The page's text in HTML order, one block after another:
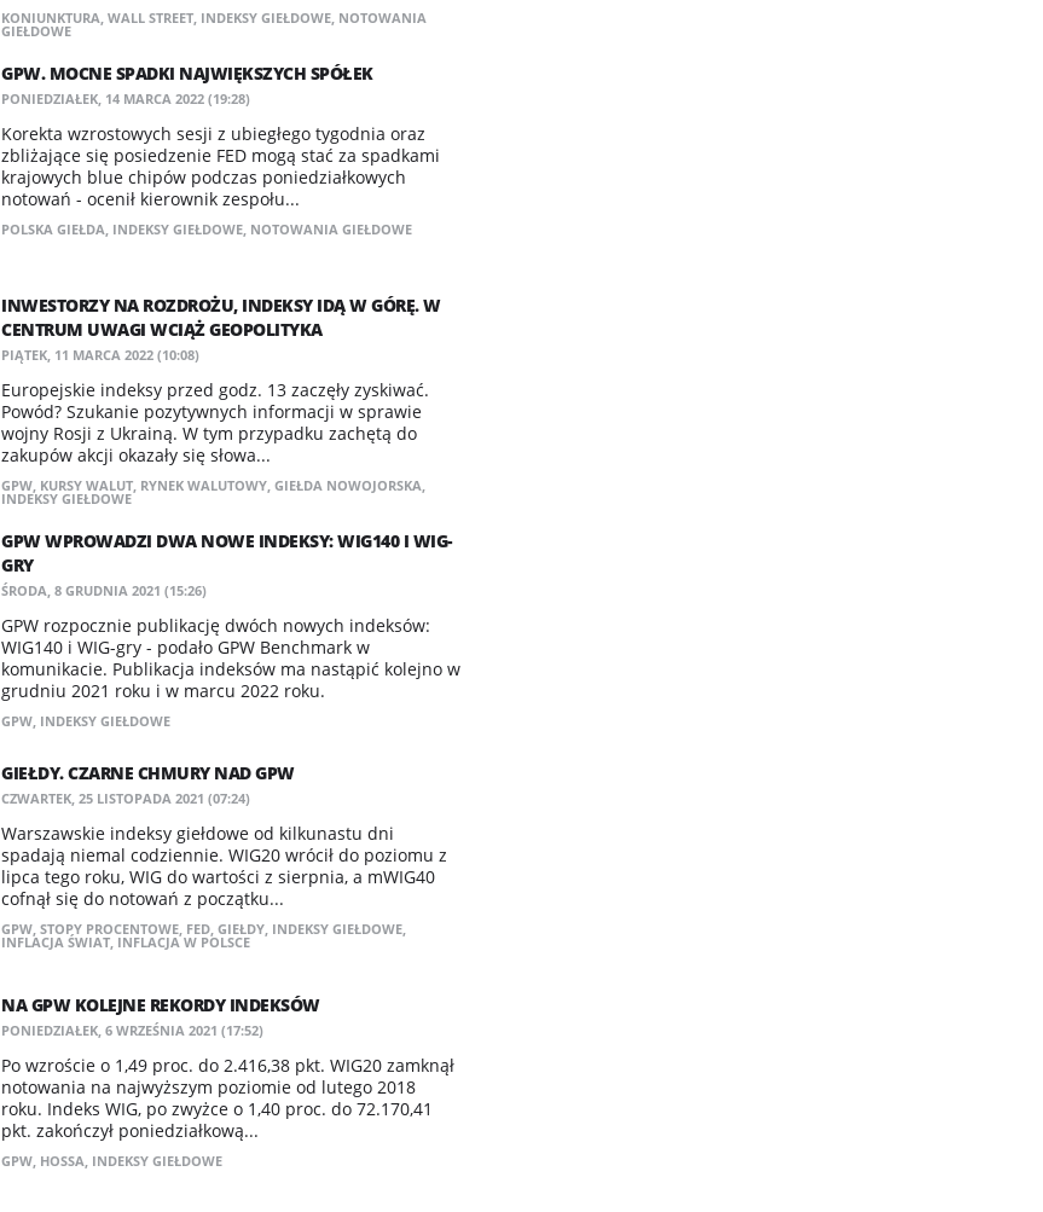
KONIUNKTURA, WALL STREET, INDEKSY GIEŁDOWE, NOTOWANIA
GIEŁDOWE
GPW. MOCNE SPADKI NAJWIĘKSZYCH SPÓŁEK
PONIEDZIAŁEK, 14 MARCA 2022 (19:28)
Korekta wzrostowych sesji z ubiegłego tygodnia oraz
zbliżające się posiedzenie FED mogą stać za spadkami
krajowych blue chipów podczas poniedziałkowych
notowań - ocenił kierownik zespołu...
POLSKA GIEŁDA, INDEKSY GIEŁDOWE, NOTOWANIA GIEŁDOWE
INWESTORZY NA ROZDROŻU, INDEKSY IDĄ W GÓRĘ. W
CENTRUM UWAGI WCIĄŻ GEOPOLITYKA
PIĄTEK, 11 MARCA 2022 (10:08)
Europejskie indeksy przed godz. 13 zaczęły zyskiwać.
Powód? Szukanie pozytywnych informacji w sprawie
wojny Rosji z Ukrainą. W tym przypadku zachętą do
zakupów akcji okazały się słowa...
GPW, KURSY WALUT, RYNEK WALUTOWY, GIEŁDA NOWOJORSKA,
INDEKSY GIEŁDOWE
GPW WPROWADZI DWA NOWE INDEKSY: WIG140 I WIG-
GRY
ŚRODA, 8 GRUDNIA 2021 (15:26)
GPW rozpocznie publikację dwóch nowych indeksów:
WIG140 i WIG-gry - podało GPW Benchmark w
komunikacie. Publikacja indeksów ma nastąpić kolejno w
grudniu 2021 roku i w marcu 2022 roku.
GPW, INDEKSY GIEŁDOWE
GIEŁDY. CZARNE CHMURY NAD GPW
CZWARTEK, 25 LISTOPADA 2021 (07:24)
Warszawskie indeksy giełdowe od kilkunastu dni
spadają niemal codziennie. WIG20 wrócił do poziomu z
lipca tego roku, WIG do wartości z sierpnia, a mWIG40
cofnął się do notowań z początku...
GPW, STOPY PROCENTOWE, FED, GIEŁDY, INDEKSY GIEŁDOWE,
INFLACJA ŚWIAT, INFLACJA W POLSCE
NA GPW KOLEJNE ​REKORDY INDEKSÓW
PONIEDZIAŁEK, 6 WRZEŚNIA 2021 (17:52)
Po wzroście o 1,49 proc. do 2.416,38 pkt. WIG20 zamknął
notowania na najwyższym poziomie od lutego 2018
roku. Indeks WIG, po zwyżce o 1,40 proc. do 72.170,41
pkt. zakończył poniedziałkową...
GPW, HOSSA, INDEKSY GIEŁDOWE